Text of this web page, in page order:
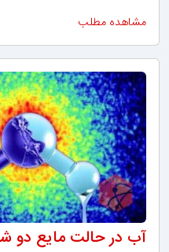
مشاهده مطلب
آب در حالت مایع دو